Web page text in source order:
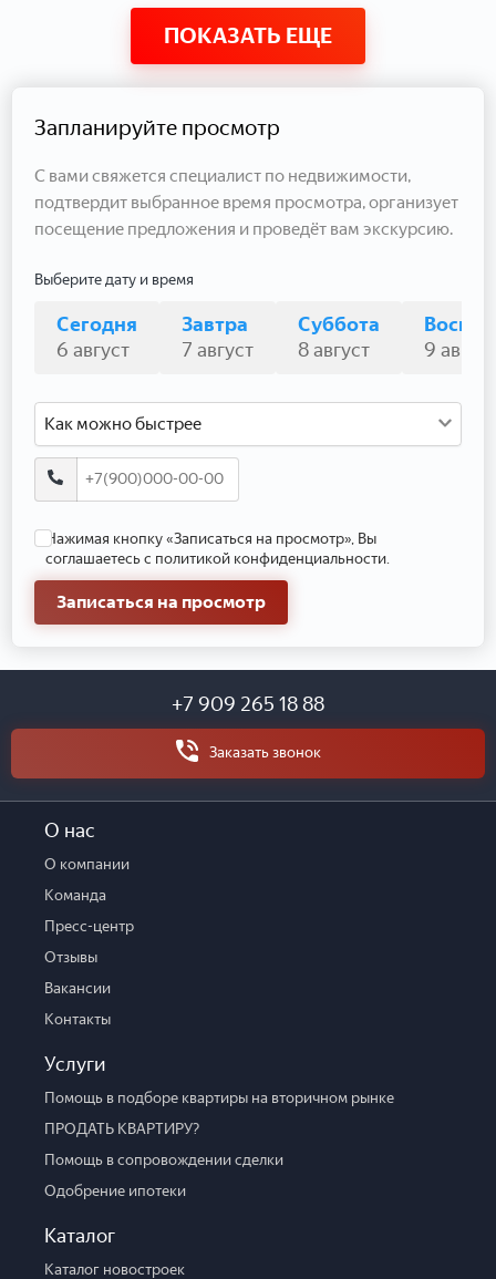
ПОКАЗАТЬ ЕЩЕ
Запланируйте просмотр
С вами свяжется специалист по недвижимости,
подтвердит выбранное время просмотра, организует
посещение предложения и проведёт вам экскурсию.
Выберите дату и время
Сегодня
6 август
Завтра
7 август
Суббота
8 август
9 август
Как можно быстрее
Нажимая кнопку «Записаться на просмотр», Вы
соглашаетесь с политикой конфиденциальности.
Записаться на просмотр
+7 909 265 18 88
Заказать звонок
О нас
О компании
Команда
Пресс-центр
Отзывы
Вакансии
Контакты
Услуги
Помощь в подборе квартиры на вторичном рынке
ПРОДАТЬ КВАРТИРУ?
Помощь в сопровождении сделки
Одобрение ипотеки
Каталог
Каталог новостроек